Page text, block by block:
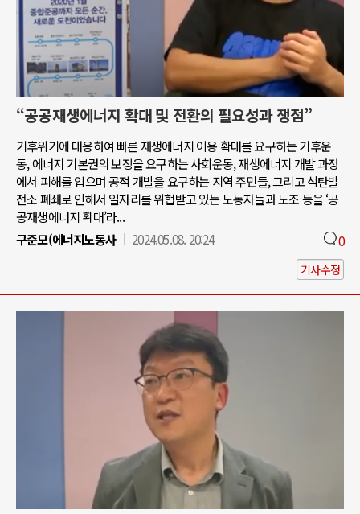
“공공재생에너지 확대 및 전환의 필요성과 쟁점”
기후위기에 대응하여 빠른 재생에너지 이용 확대를 요구하는 기후운
동, 에너지 기본권의 보장을 요구하는 사회운동, 재생에너지 개발 과정
에서 피해를 입으며 공적 개발을 요구하는 지역 주민들, 그리고 석탄발
전소 폐쇄로 인해서 일자리를 위협받고 있는 노동자들과 노조 등을 ‘공
공재생에너지 확대’라...
구준모(에너지노동사
2024.05.08. 20:24 0
기사수정